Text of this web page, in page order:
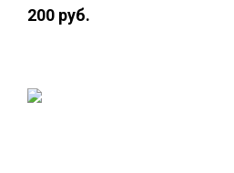
200 руб.